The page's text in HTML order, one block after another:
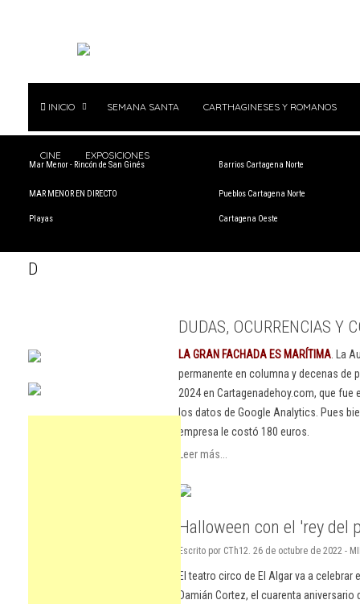
INICIO SEMANA SANTA CARTHAGINESES Y ROMANOS
CINE EXPOSICIONES
Mar Menor - Rincón de San Ginés
MAR MENOR EN DIRECTO
Playas
Barrios Cartagena Norte
Pueblos Cartagena Norte
Cartagena Oeste
D
DUDAS, OCURRENCIAS Y
LA GRAN FACHADA ES MARÍTIMA . La
permanente en columna y decenas
2024 en Cartagenadehoy.com, que
los datos de Google Analytics. Pues
empresa le costó 180 euros.
Leer más...
Halloween con el 'rey del
Escrito por CTh12. 26 de octubre de 2022 -
El teatro circo de El Algar va a
Damián Cortez, el cuarenta